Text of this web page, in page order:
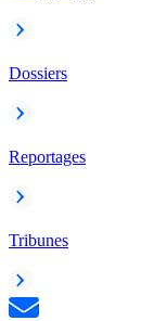
Dossiers
Reportages
Tribunes